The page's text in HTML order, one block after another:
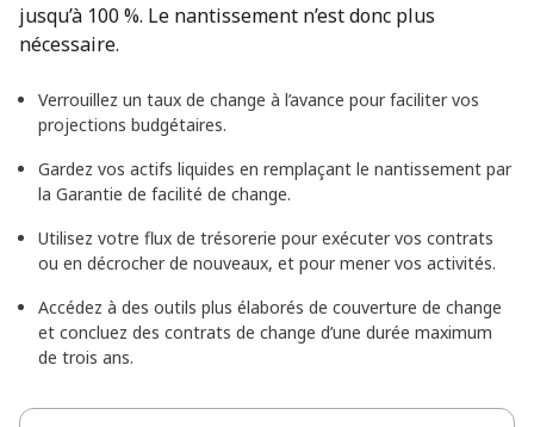
jusqu’à 100 %. Le nantissement n’est donc plus
nécessaire.
Verrouillez un taux de change à l’avance pour faciliter vos
projections budgétaires.
Gardez vos actifs liquides en remplaçant le nantissement par
la Garantie de facilité de change.
Utilisez votre flux de trésorerie pour exécuter vos contrats
ou en décrocher de nouveaux, et pour mener vos activités.
Accédez à des outils plus élaborés de couverture de change
et concluez des contrats de change d’une durée maximum
de trois ans.